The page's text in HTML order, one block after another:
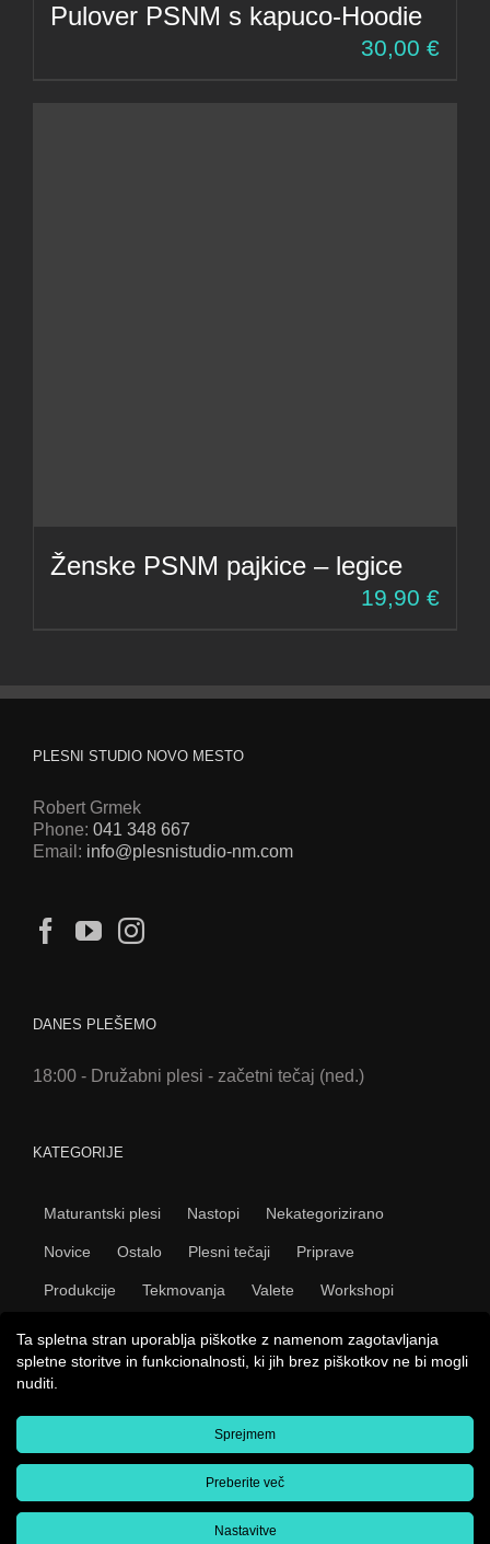
Pulover PSNM s kapuco-Hoodie
30,00 €
Ženske PSNM pajkice – legice
19,90 €
PLESNI STUDIO NOVO MESTO
Robert Grmek
Phone: 041 348 667
Email: info@plesnistudio-nm.com
DANES PLEŠEMO
18:00 - Družabni plesi - začetni tečaj (ned.)
KATEGORIJE
Maturantski plesi Nastopi Nekategorizirano
Novice Ostalo Plesni tečaji Priprave
Produkcije Tekmovanja Valete Workshopi
pridržane |Splošni pogoji|Pravno obvestilo|E-prijavnica|
Amarookreativne spletne storitve
Ta spletna stran uporablja piškotke z namenom zagotavljanja
spletne storitve in funkcionalnosti, ki jih brez piškotkov ne bi mogli
nuditi.
Sprejmem
Preberite več
Nastavitve